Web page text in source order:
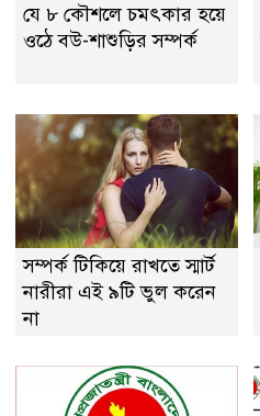
যে ৮ কৌশলে চমৎকার হয়ে
ওঠে বউ-শাশুড়ির সম্পর্ক
সম্পর্ক টিকিয়ে রাখতে স্মার্ট
নারীরা এই ৯টি ভুল করেন
না